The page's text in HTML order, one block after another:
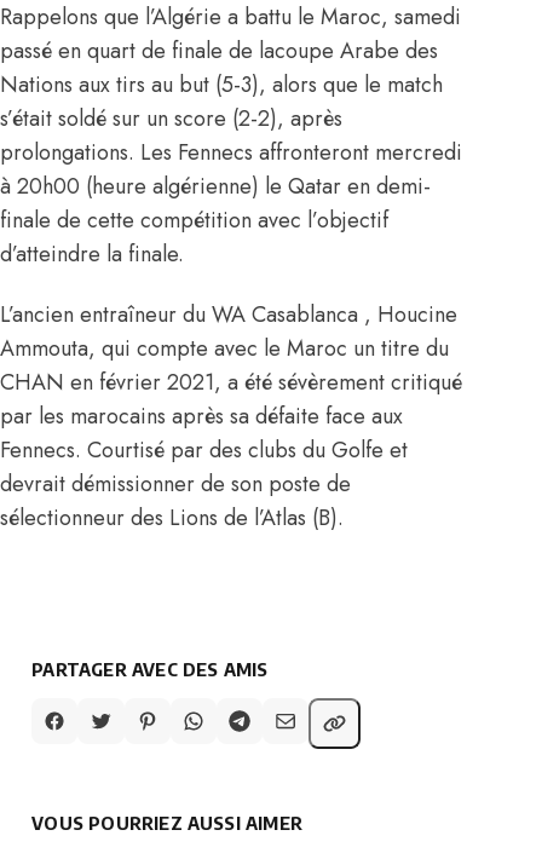
Rappelons que l’Algérie a battu le Maroc, samedi
passé en quart de finale de lacoupe Arabe des
Nations aux tirs au but (5-3), alors que le match
s’était soldé sur un score (2-2), après
prolongations. Les Fennecs affronteront mercredi
à 20h00 (heure algérienne) le Qatar en demi-
finale de cette compétition avec l’objectif
d’atteindre la finale.
L’ancien entraîneur du WA Casablanca , Houcine
Ammouta, qui compte avec le Maroc un titre du
CHAN en février 2021, a été sévèrement critiqué
par les marocains après sa défaite face aux
Fennecs. Courtisé par des clubs du Golfe et
devrait démissionner de son poste de
sélectionneur des Lions de l’Atlas (B).
PARTAGER AVEC DES AMIS
VOUS POURRIEZ AUSSI AIMER